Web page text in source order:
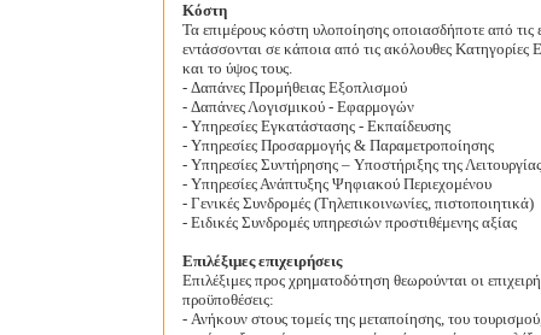
Κόστη
Τα επιμέρους κόστη υλοποίησης οποιασδήποτε από τις
εντάσσονται σε κάποια από τις ακόλουθες
και το ύψος τους.
- Δαπάνες Προμήθειας Εξοπλισμού
- Δαπάνες Λογισμικού - Εφαρμογών
- Υπηρεσίες Εγκατάστασης - Εκπαίδευσης
- Υπηρεσίες Προσαρμογής & Παραμετροποίησης
- Υπηρεσίες Συντήρησης – Υποστήριξης της Λειτουργίας
- Υπηρεσίες Ανάπτυξης Ψηφιακού Περιεχομένου
- Γενικές Συνδρομές (Τηλεπικοινωνίες, πιστοποιητικά)
- Ειδικές Συνδρομές υπηρεσιών προστιθέμενης αξίας
Επιλέξιμες επιχειρήσεις
Επιλέξιμες προς χρηματοδότηση θεωρούνται οι
προϋποθέσεις:
- Ανήκουν στους τομείς της μεταποίησης, του